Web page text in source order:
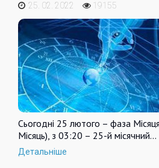
25. 02. 2022
19155
Сьогодні 25 лютого – фаза
Місяць), з 03:20 – 25-й місячний…
Детальніше